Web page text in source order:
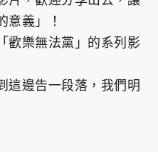
意義」！
歡樂無法黨」的系列影
這邊告一段落，我們明